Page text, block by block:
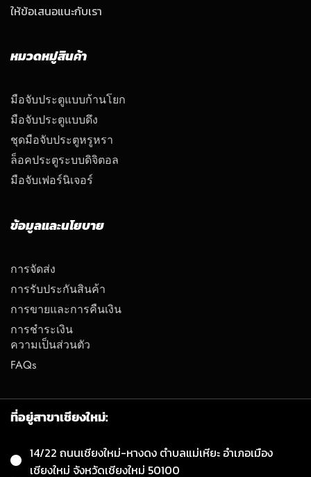
ให้ข้อเสนอแนะกับเรา
หมวดหมู่สินค้า
มือจับประตูแบบก้านโยก
มือจับประตูแบบดึง
ชุดมือจับประตูหรูหรา
ล็อคประตูระบบดิจิตอล
มือจับเฟอร์นิเจอร์
ข้อมูลและนโยบาย
การจัดส่ง
การรับประกันสินค้า
การขายและการคืนเงิน
การชำระเงิน
ความเป็นส่วนตัว
FAQs
ที่อยู่สาขาเชียงใหม่:
14/22 ถนนเชียงใหม่-หางดง ตำบลแม่เหียะ อำเภอเมือง
เชียงใหม่ จังหวัดเชียงใหม่ 50100